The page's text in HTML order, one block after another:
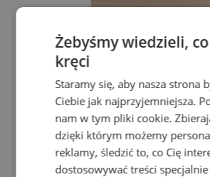
Żebyśmy wiedzieli,
kręci
Staramy się, aby nasza strona
Ciebie jak najprzyjemniejsza.
nam w tym pliki cookie.
dzięki którym możemy
reklamy, śledzić to, co Cię
dostosowywać treści